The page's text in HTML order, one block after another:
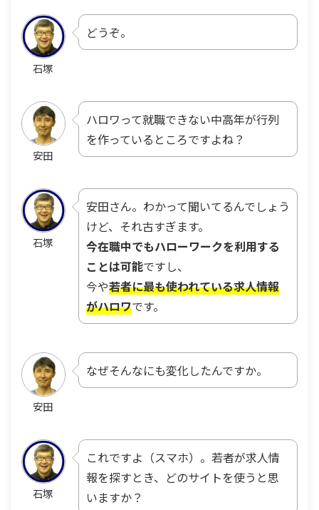
石塚
どうぞ。
安田
ハロワって就職できない中高年が行列
を作っているところですよね？
石塚
安田さん。わかって聞いてるんでしょう
けど、それ古すぎます。
今在職中でもハローワークを利用する
ことは可能ですし、
今や若者に最も使われている求人情報
がハロワです。
安田
なぜそんなにも変化したんですか。
石塚
これですよ（スマホ）。若者が求人情
報を探すとき、どのサイトを使うと思
いますか？